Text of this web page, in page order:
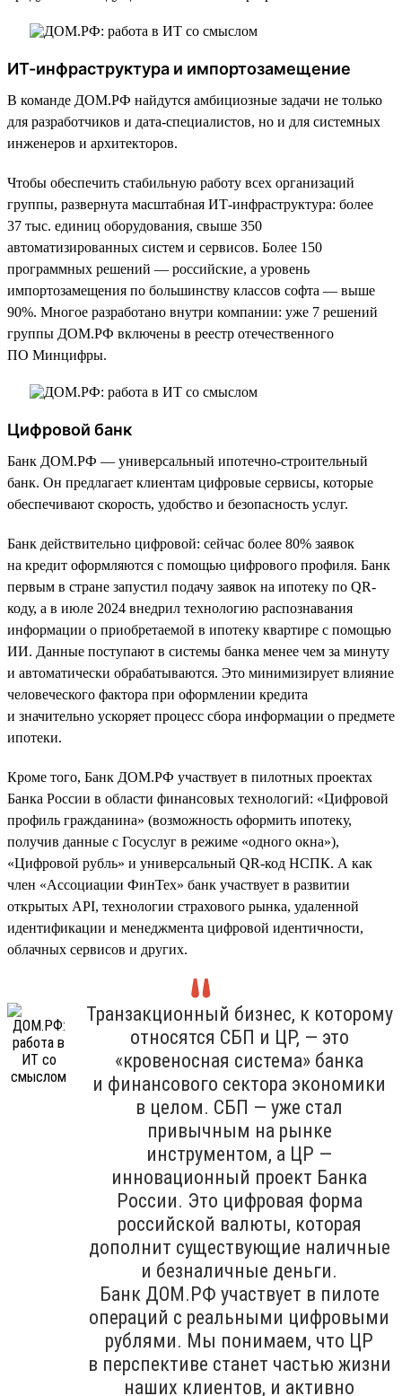
ИТ-инфраструктура и импортозамещение
В команде ДОМ.РФ найдутся амбициозные задачи не только
для разработчиков и дата-специалистов, но и для системных
инженеров и архитекторов.
Чтобы обеспечить стабильную работу всех организаций
группы, развернута масштабная ИТ-инфраструктура: более
37 тыс. единиц оборудования, свыше 350
автоматизированных систем и сервисов. Более 150
программных решений — российские, а уровень
импортозамещения по большинству классов софта — выше
90%. Многое разработано внутри компании: уже 7 решений
группы ДОМ.РФ включены в реестр отечественного
ПО Минцифры.
Цифровой банк
Банк ДОМ.РФ — универсальный ипотечно-строительный
банк. Он предлагает клиентам цифровые сервисы, которые
обеспечивают скорость, удобство и безопасность услуг.
Банк действительно цифровой: сейчас более 80% заявок
на кредит оформляются с помощью цифрового профиля. Банк
первым в стране запустил подачу заявок на ипотеку по QR-
коду, а в июле 2024 внедрил технологию распознавания
информации о приобретаемой в ипотеку квартире с помощью
ИИ. Данные поступают в системы банка менее чем за минуту
и автоматически обрабатываются. Это минимизирует влияние
человеческого фактора при оформлении кредита
и значительно ускоряет процесс сбора информации о предмете
ипотеки.
Кроме того, Банк ДОМ.РФ участвует в пилотных проектах
Банка России в области финансовых технологий: «Цифровой
профиль гражданина» (возможность оформить ипотеку,
получив данные с Госуслуг в режиме «одного окна»),
«Цифровой рубль» и универсальный QR-код НСПК. А как
член «Ассоциации ФинТех» банк участвует в развитии
открытых API, технологии страхового рынка, удаленной
идентификации и менеджмента цифровой идентичности,
облачных сервисов и других.
Транзакционный бизнес, к которому
относятся СБП и ЦР, — это
«кровеносная система» банка
и финансового сектора экономики
в целом. СБП — уже стал
привычным на рынке
инструментом, а ЦР —
инновационный проект Банка
России. Это цифровая форма
российской валюты, которая
дополнит существующие наличные
и безналичные деньги.
Банк ДОМ.РФ участвует в пилоте
операций с реальными цифровыми
рублями. Мы понимаем, что ЦР
в перспективе станет частью жизни
наших клиентов, и активно